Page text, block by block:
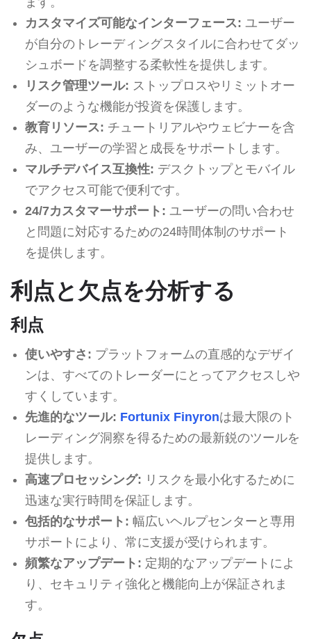
カスタマイズ可能なインターフェース: ユーザー
が自分のトレーディングスタイルに合わせてダッ
シュボードを調整する柔軟性を提供します。
リスク管理ツール: ストップロスやリミットオー
ダーのような機能が投資を保護します。
教育リソース: チュートリアルやウェビナーを含
み、ユーザーの学習と成長をサポートします。
マルチデバイス互換性: デスクトップとモバイル
でアクセス可能で便利です。
24/7カスタマーサポート: ユーザーの問い合わせ
と問題に対応するための24時間体制のサポート
を提供します。
利点と欠点を分析する
利点
使いやすさ: プラットフォームの直感的なデザイ
ンは、すべてのトレーダーにとってアクセスしや
すくしています。
先進的なツール: Fortunix Finyronは最大限のト
レーディング洞察を得るための最新鋭のツールを
提供します。
高速プロセッシング: リスクを最小化するために
迅速な実行時間を保証します。
包括的なサポート: 幅広いヘルプセンターと専用
サポートにより、常に支援が受けられます。
頻繁なアップデート: 定期的なアップデートによ
り、セキュリティ強化と機能向上が保証されま
す。